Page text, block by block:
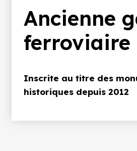
Ancienne
ferroviaire
Inscrite au titre des
historiques depuis 2012